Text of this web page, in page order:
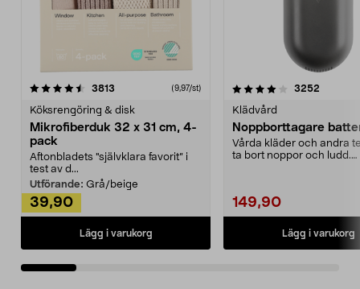
3813 (9,97/st)
Köksrengöring & disk
Mikrofiberduk 32 x 31 cm, 4-
pack
Aftonbladets "självklara favorit” i
test av d...
Utförande: Grå/beige
39,90
Lägg i varukorg
4.0av 5 stjärnor 3252
Klädvård
Noppborttagare
Vårda kläder och andra
ta bort noppor och ludd.
149,90
Lägg i varukorg
4.5av 5 stjärnor